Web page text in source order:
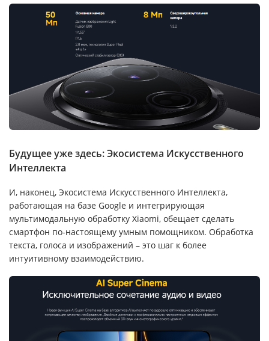
Будущее уже здесь: Экосистема Искусственного
Интеллекта
И, наконец, Экосистема Искусственного Интеллекта,
работающая на базе Google и интегрирующая
мультимодальную обработку Xiaomi, обещает сделать
смартфон по-настоящему умным помощником. Обработка
текста, голоса и изображений – это шаг к более
интуитивному взаимодействию.